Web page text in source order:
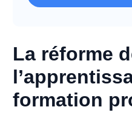
La réforme
formation